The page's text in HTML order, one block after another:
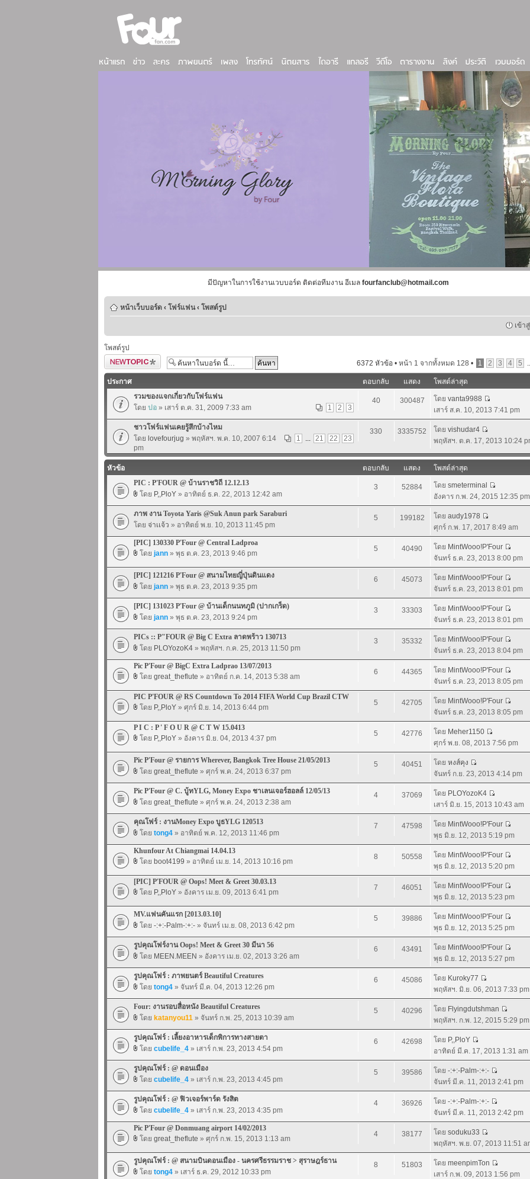
มีปัญหาในการใช้งานเวบบอร์ด ติดต่อทีมงาน อีเมล fourfanclub@hotmail.com
หน้าเว็บบอร์ด ‹ โฟร์แฟน ‹ โพสต์รูป
เข้า
โพสต์รูป
ตั้งกระทู้ใหม่
6372 หัวข้อ • หน้า 1 จากทั้งหมด 128 • 1 2 3 4 5
ประกาศ ตอบกลับ แสดง
โพสต์ล่าสุด
รวมของแจกเกี่ยวกับโฟร์แฟน
1
2 3
โดย ปอ » เสาร์ ต.ค. 31, 2009 7:33 am
40 300487 โดย vanta9988
เสาร์ ส.ค. 10, 2013 7:41 pm
ชาวโฟร์แฟนเคยรู้สึกบ้างไหม
1
... 21 22 23
โดย lovefourjug » พฤหัสฯ. พ.ค. 10, 2007 6:14
pm
330 3335752 โดย vishudar4
พฤหัสฯ. ต.ค. 17, 2013 10:24
หัวข้อ ตอบกลับ แสดง
โพสต์ล่าสุด
PIC : P'FOUR @ บ้านราชวิถี 12.12.13
โดย P,,PloY » อาทิตย์ ธ.ค. 22, 2013 12:42 am
3 52884 โดย smeterminal
อังคาร ก.พ. 24, 2015 12:35 pm
ภาพ งาน Toyota Yaris @Suk Anun park Saraburi
โดย จ่าเเจ้ว » อาทิตย์ พ.ย. 10, 2013 11:45 pm
5 199182 โดย audy1978
ศุกร์ ก.พ. 17, 2017 8:49 am
[PIC] 130330 P'Four @ Central Ladproa
โดย jann » พุธ ต.ค. 23, 2013 9:46 pm
5 40490 โดย MintWooo!P'Four
จันทร์ ธ.ค. 23, 2013 8:00 pm
[PIC] 121216 P'Four @ สนามไทยญี่ปุ่นดินแดง
โดย jann » พุธ ต.ค. 23, 2013 9:35 pm
6 45073 โดย MintWooo!P'Four
จันทร์ ธ.ค. 23, 2013 8:01 pm
[PIC] 131023 P'Four @ บ้านเด็กนนทภูมิ (ปากเกร็ด)
โดย jann » พุธ ต.ค. 23, 2013 9:24 pm
3 33303 โดย MintWooo!P'Four
จันทร์ ธ.ค. 23, 2013 8:01 pm
PICs :: P"FOUR @ Big C Extra ลาดพร้าว 130713
โดย PLOYozoK4 » พฤหัสฯ. ก.ค. 25, 2013 11:50 pm
3 35332 โดย MintWooo!P'Four
จันทร์ ธ.ค. 23, 2013 8:04 pm
Pic P'Four @ BigC Extra Ladprao 13/07/2013
โดย great_theflute » อาทิตย์ ก.ค. 14, 2013 5:38 am
6 44365 โดย MintWooo!P'Four
จันทร์ ธ.ค. 23, 2013 8:05 pm
PIC P'FOUR @ RS Countdown To 2014 FIFA World Cup Brazil CTW
โดย P,,PloY » ศุกร์ มิ.ย. 14, 2013 6:44 pm
5 42705 โดย MintWooo!P'Four
จันทร์ ธ.ค. 23, 2013 8:05 pm
P I C : P ' F O U R @ C T W 15.0413
โดย P,,PloY » อังคาร มิ.ย. 04, 2013 4:37 pm
5 42776 โดย Meher1150
ศุกร์ พ.ย. 08, 2013 7:56 pm
Pic P'Four @ รายการ Wherever, Bangkok Tree House 21/05/2013
โดย great_theflute » ศุกร์ พ.ค. 24, 2013 6:37 pm
5 40451 โดย หงส์คุง
จันทร์ ก.ย. 23, 2013 4:14 pm
Pic P'Four @ C. บู้ทYLG, Money Expo ชาเลนเจอร์ฮอลล์ 12/05/13
โดย great_theflute » ศุกร์ พ.ค. 24, 2013 2:38 am
4 37069 โดย PLOYozoK4
เสาร์ มิ.ย. 15, 2013 10:43 am
คุณโฟร์ : งานMoney Expo บูธYLG 120513
โดย tong4 » อาทิตย์ พ.ค. 12, 2013 11:46 pm
7 47598 โดย MintWooo!P'Four
พุธ มิ.ย. 12, 2013 5:19 pm
Khunfour At Chiangmai 14.04.13
โดย boot4199 » อาทิตย์ เม.ย. 14, 2013 10:16 pm
8 50558 โดย MintWooo!P'Four
พุธ มิ.ย. 12, 2013 5:20 pm
[PIC] P'FOUR @ Oops! Meet & Greet 30.03.13
โดย P,,PloY » อังคาร เม.ย. 09, 2013 6:41 pm
7 46051 โดย MintWooo!P'Four
พุธ มิ.ย. 12, 2013 5:23 pm
MV.แฟนคันแรก [2013.03.10]
โดย -:+:-Palm-:+:- » จันทร์ เม.ย. 08, 2013 6:42 pm
5 39886 โดย MintWooo!P'Four
พุธ มิ.ย. 12, 2013 5:25 pm
รูปคุณโฟร์งาน Oops! Meet & Greet 30 มีนา 56
โดย MEEN.MEEN » อังคาร เม.ย. 02, 2013 3:26 am
6 43491 โดย MintWooo!P'Four
พุธ มิ.ย. 12, 2013 5:27 pm
รูปคุณโฟร์ : ภาพยนตร์ Beautiful Creatures
โดย tong4 » จันทร์ มี.ค. 04, 2013 12:26 pm
6 45086 โดย Kuroky77
พฤหัสฯ. มิ.ย. 06, 2013 7:33 pm
Four: งานรอบสื่อหนัง Beautiful Creatures
โดย katanyou11 » จันทร์ ก.พ. 25, 2013 10:39 am
5 40296 โดย Flyingdutshman
พฤหัสฯ. ก.พ. 12, 2015 5:29 pm
รูปคุณโฟร์ : เลี้ยงอาหารเด็กพิการทางสายตา
โดย cubelife_4 » เสาร์ ก.พ. 23, 2013 4:54 pm
6 42698 โดย P,,PloY
อาทิตย์ มี.ค. 17, 2013 1:31 am
รูปคุณโฟร์ : @ ดอนเมือง
โดย cubelife_4 » เสาร์ ก.พ. 23, 2013 4:45 pm
5 39586 โดย -:+:-Palm-:+:-
จันทร์ มี.ค. 11, 2013 2:41 pm
รูปคุณโฟร์ : @ ฟิวเจอร์พาร์ด รังสิต
โดย cubelife_4 » เสาร์ ก.พ. 23, 2013 4:35 pm
4 36926 โดย -:+:-Palm-:+:-
จันทร์ มี.ค. 11, 2013 2:42 pm
Pic P'Four @ Donmuang airport 14/02/2013
โดย great_theflute » ศุกร์ ก.พ. 15, 2013 1:13 am
4 38177 โดย soduku33
พฤหัสฯ. พ.ย. 07, 2013 11:51
รูปคุณโฟร์ : @ สนามบินดอนเมือง - นครศรีธรรมราช > สุราษฎร์ธาน
โดย tong4 » เสาร์ ธ.ค. 29, 2012 10:33 pm
8 51803 โดย meenpimTon
เสาร์ ก.พ. 09, 2013 1:56 pm